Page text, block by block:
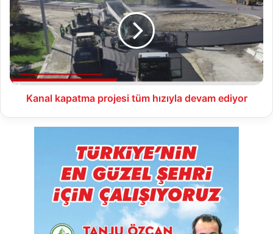
projesi
tüm
hızıyla
devam
ediyor
Kanal kapatma projesi tüm hızıyla devam ediyor